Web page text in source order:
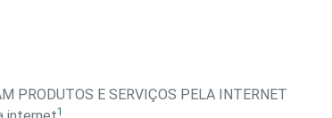
PRODUTOS E SERVIÇOS PELA INTERNET
1